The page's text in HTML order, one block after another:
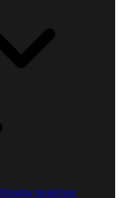
Poradna Společnost